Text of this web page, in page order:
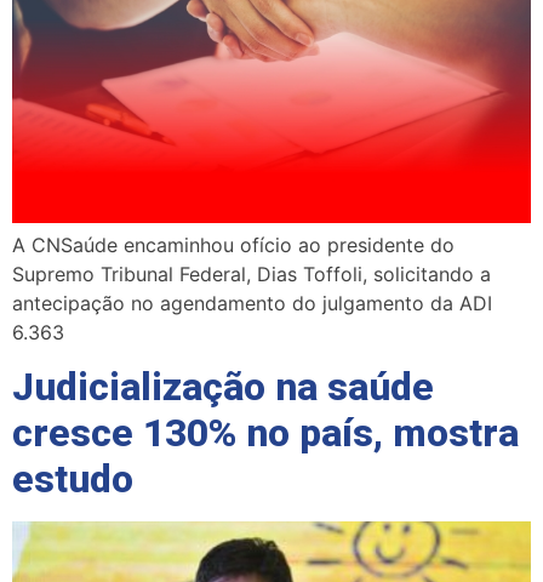
A CNSaúde encaminhou ofício ao presidente do
Supremo Tribunal Federal, Dias Toffoli, solicitando a
antecipação no agendamento do julgamento da ADI
6.363
Judicialização na saúde
cresce 130% no país, mostra
estudo